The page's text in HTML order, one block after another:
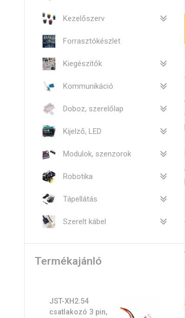
Kezelőszerv
Forrasztókészlet
Kiegészítők
Kommunikáció
Doboz, szerelőlap
Kijelző, LED
Modulok, szenzorok
Robotika
Tápellátás
Szerelt kábel
Termékajánló
JST-XH2.54
csatlakozó 3 pin,